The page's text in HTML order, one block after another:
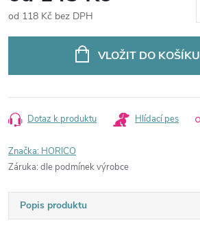
od 118 Kč bez DPH
VLOŽIT DO KOŠÍKU
Dotaz k produktu Hlídací pes
Značka: HORICO
Záruka: dle podmínek výrobce
Popis produktu